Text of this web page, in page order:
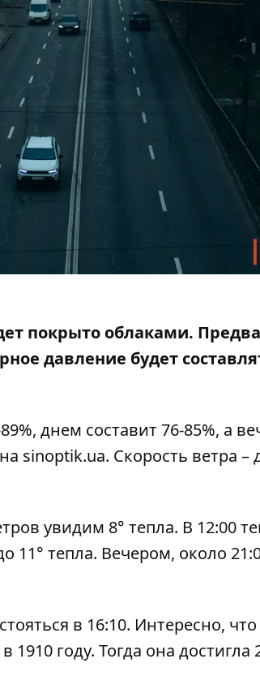
покрыто облаками.
давление будет
днем ​​составит 76-85%, а
sinoptik.ua. Скорость ветра –
увидим 8° тепла. В 12:00
11° тепла. Вечером, около
в 16:10. Интересно,
году. Тогда она достигла